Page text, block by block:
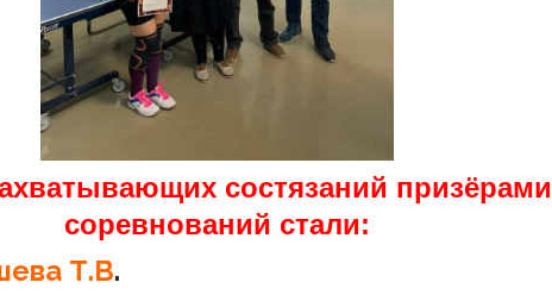
состязаний призёрами
соревнований стали:
Т.В.